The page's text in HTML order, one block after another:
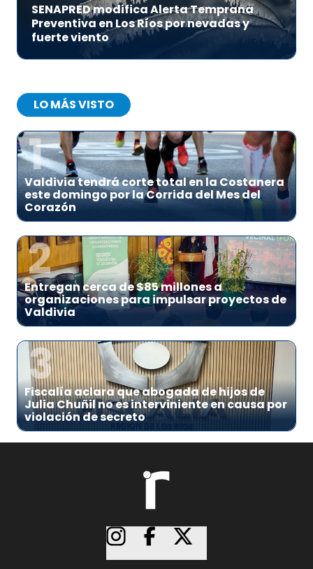
SENAPRED modifica Alerta Temprana
Preventiva en Los Ríos por nevadas y
fuerte viento
LO MÁS VISTO
1
Valdivia tendrá corte total en la Costanera
este domingo por la Corrida del Mes del
Corazón
2
Entregan cerca de $85 millones a
organizaciones para impulsar proyectos de
Valdivia
3
Fiscalía aclara que abogada de hijos de
Julia Chuñil no es interviniente en causa por
violación de secreto